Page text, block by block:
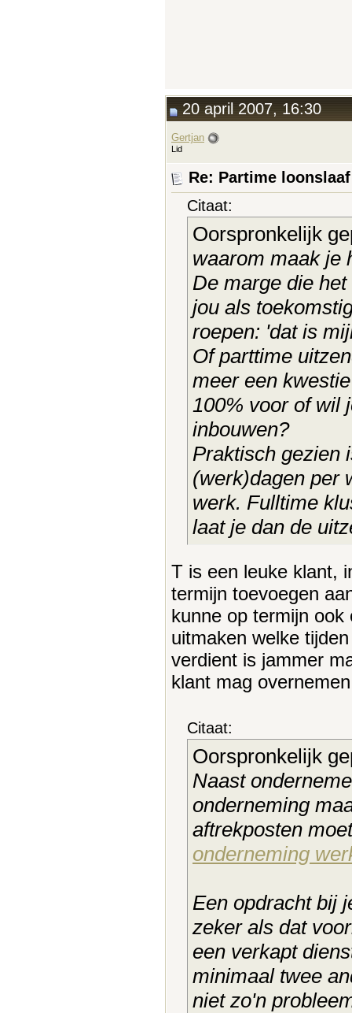
20 april 2007, 16:30
Gertjan
Lid
Re: Partime
Citaat:
Oorspronkelijk
waarom maak je
De marge die
jou als
roepen: 'dat is
Of parttime
meer een
100% voor of wil
inbouwen?
Praktisch gezien
(werk)dagen per
werk. Fulltime
laat je dan de
T is een leuke klant,
termijn toevoegen
kunne op termijn
uitmaken welke
verdient is jammer
klant mag
Citaat:
Oorspronkelijk
Naast
onderneming
aftrekposten
onderneming
Een opdracht bij
zeker als dat
een verkapt
minimaal twee
niet zo'n